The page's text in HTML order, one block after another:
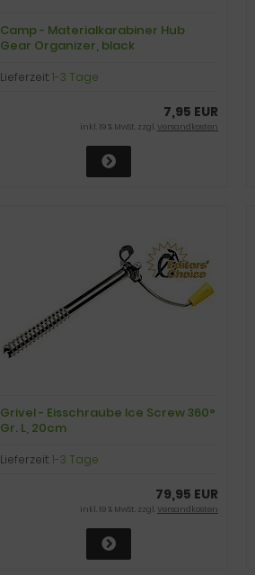
Camp - Materialkarabiner Hub
Gear Organizer, black
Lieferzeit:1-3 Tage
7,95 EUR
inkl. 19 % MwSt. zzgl.Versandkosten
Grivel - Eisschraube Ice Screw 360°
Gr. L, 20cm
Lieferzeit:1-3 Tage
79,95 EUR
inkl. 19 % MwSt. zzgl.Versandkosten